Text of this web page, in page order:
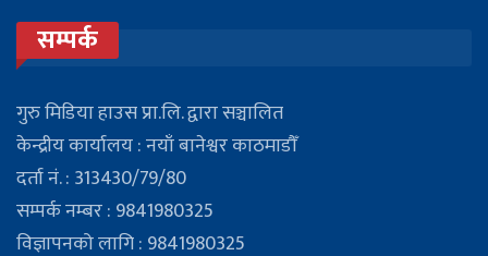
सम्पर्क
गुरु मिडिया हाउस प्रा.लि. द्वारा सञ्चालित
केन्द्रीय कार्यालय : नयाँ बानेश्वर काठमाडौँ
दर्ता नं. : 313430/79/80
सम्पर्क नम्बर : 9841980325
विज्ञापनको लागि : 9841980325